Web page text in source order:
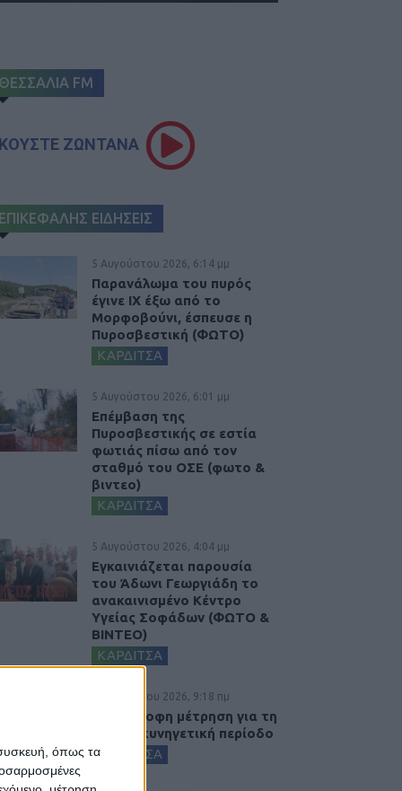
όπως τα
ΘΕΣΣΑΛΙΑ FM
ΖΩΝΤΑΝΑ
ΕΠΙΚΕΦΑΛΗΣ ΕΙΔΗΣΕΙΣ
5 Αυγούστου 2026, 6:14 μμ
Παρανάλωμα του πυρός
έγινε ΙΧ έξω από το
Μορφοβούνι, έσπευσε η
Πυροσβεστική (ΦΩΤΟ)
ΚΑΡΔΙΤΣΑ
5 Αυγούστου 2026, 6:01 μμ
Επέμβαση της
Πυροσβεστικής σε εστία
φωτιάς πίσω από τον
σταθμό του ΟΣΕ (φωτο &
βιντεο)
ΚΑΡΔΙΤΣΑ
5 Αυγούστου 2026, 4:04 μμ
Εγκαινιάζεται παρουσία
του Άδωνι Γεωργιάδη το
ανακαινισμένο Κέντρο
Υγείας Σοφάδων (ΦΩΤΟ &
ΒΙΝΤΕΟ)
ΚΑΡΔΙΤΣΑ
5 Αυγούστου 2026, 9:18 πμ
Αντίστροφη μέτρηση για τη
φετινή κυνηγετική περίοδο
ΚΑΡΔΙΤΣΑ